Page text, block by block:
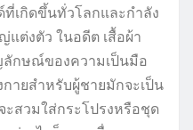
เกิดขึ้นทั่วโลกและกำลัง
ต่งตัว ในอดีต เสื้อผ้า
ลักษณ์ของความเป็นมือ
ายสำหรับผู้ชายมักจะเป็น
สวมใส่กระโปรงหรือชุด